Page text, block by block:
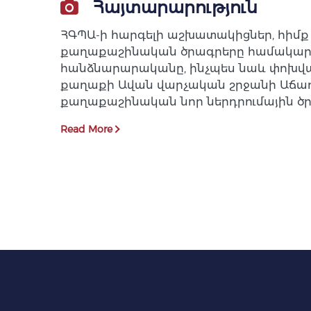
Հայտարարություն
ՀԳՊԱ-ի հարգելի աշխատակիցներ, հիմք
քաղաքաշինական ծրագրերը
հանձնարարականը, ինչպես նաև
քաղաքի Ավան վարչական շրջանի
քաղաքաշինական նոր ներդրումային
Read More